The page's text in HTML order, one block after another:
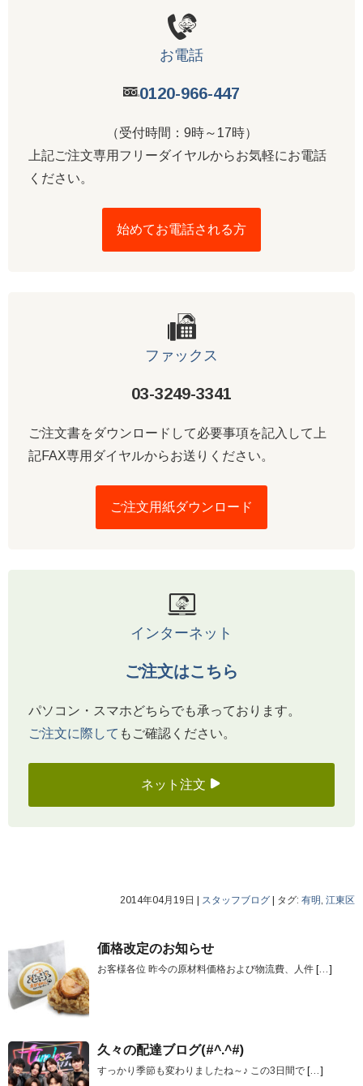
お電話
0120-966-447
（受付時間：9時～17時）
上記ご注文専用フリーダイヤルからお気軽にお電話
ください。
始めてお電話される方
ファックス
03-3249-3341
ご注文書をダウンロードして必要事項を記入して上
記FAX専用ダイヤルからお送りください。
ご注文用紙ダウンロード
インターネット
ご注文はこちら
パソコン・スマホどちらでも承っております。
ご注文に際して もご確認ください。
ネット注文
2014年04月19日 | スタッフブログ | タグ: 有明 江東区
価格改定のお知らせ
お客様各位 昨今の原材料価格および物流費、人件 […]
久々の配達ブログ(#^.^#)
すっかり季節も変わりましたね～♪ この3日間で […]